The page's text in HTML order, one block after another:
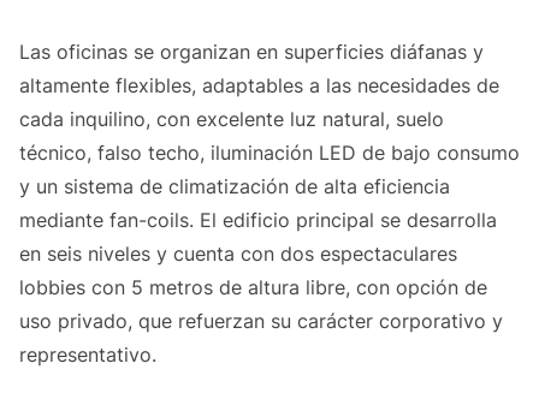
Las oficinas se organizan en superficies diáfanas y
altamente flexibles, adaptables a las necesidades de
cada inquilino, con excelente luz natural, suelo
técnico, falso techo, iluminación LED de bajo consumo
y un sistema de climatización de alta eficiencia
mediante fan-coils. El edificio principal se desarrolla
en seis niveles y cuenta con dos espectaculares
lobbies con 5 metros de altura libre, con opción de
uso privado, que refuerzan su carácter corporativo y
representativo.